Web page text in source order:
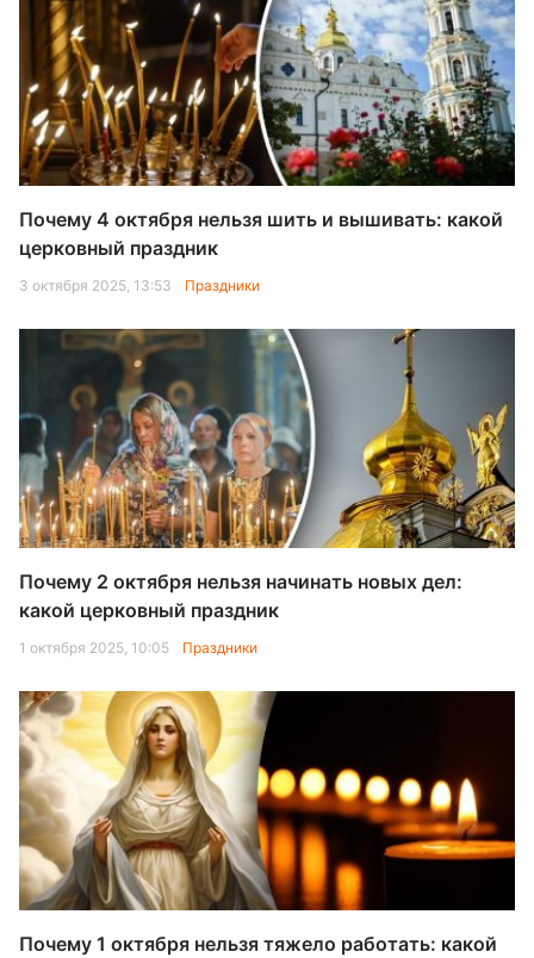
Почему 4 октября нельзя шить и вышивать: какой
церковный праздник
3 октября 2025, 13:53 Праздники
Почему 2 октября нельзя начинать новых дел:
какой церковный праздник
1 октября 2025, 10:05 Праздники
Почему 1 октября нельзя тяжело работать: какой